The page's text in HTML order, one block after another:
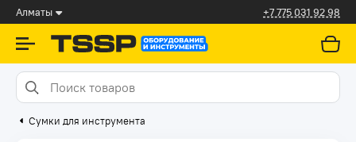
Алматы +7 775 031 92 98
Сумки для инструмента